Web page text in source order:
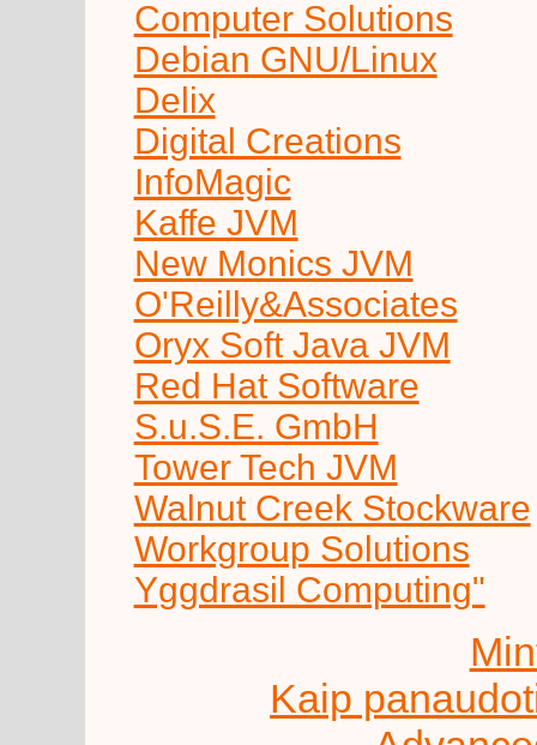
Computer Solutions
Debian GNU/Linux
Delix
Digital Creations
InfoMagic
Kaffe JVM
New Monics JVM
O'Reilly&Associates
Oryx Soft Java JVM
Red Hat Software
S.u.S.E. GmbH
Tower Tech JVM
Walnut Creek Stockware
Workgroup Solutions
Yggdrasil Computing"
Kaip